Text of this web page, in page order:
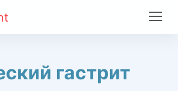
гастрит